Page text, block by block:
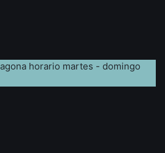
horario martes - domingo